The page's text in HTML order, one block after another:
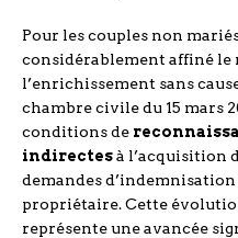
Pour les couples non
considérablement affiné le
l’enrichissement sans
chambre civile du 15 mars
conditions de
indirectesà l’acquisition
demandes
propriétaire. Cette
représente une avancée